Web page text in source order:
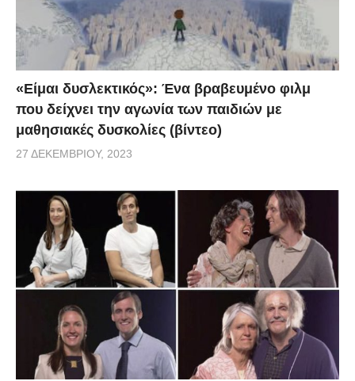
«Είμαι δυσλεκτικός»: Ένα βραβευμένο φιλμ
που δείχνει την αγωνία των παιδιών με
μαθησιακές δυσκολίες (βίντεο)
27 ΔΕΚΕΜΒΡΊΟΥ, 2023